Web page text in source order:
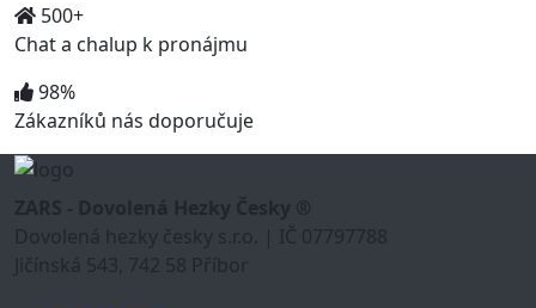
500+
Chat a chalup k pronájmu
98%
Zákazníků nás doporučuje
ZARS - Dovolená Hezky Česky ®
Dovolená hezky česky s.r.o. | IČ 07797788
Jičínská 543, 742 58 Příbor